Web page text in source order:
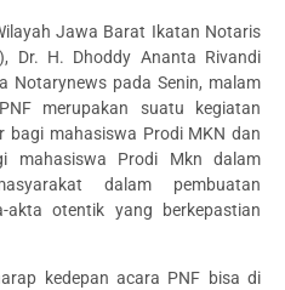
Jawa Barat Ikatan Notaris
Dr. H. Dhoddy Ananta Rivandi
Notarynews pada Senin, malam
merupakan suatu kegiatan
bagi mahasiswa Prodi MKN dan
mahasiswa Prodi Mkn dalam
dalam pembuatan
akta otentik yang berkepastian
kedepan acara PNF bisa di